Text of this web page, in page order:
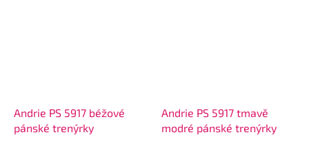
Andrie PS 5917 béžové
pánské trenýrky
Andrie PS 5917 tmavě
modré pánské trenýrky